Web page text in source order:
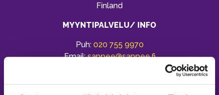
Finland
MYYNTIPALVELU/ INFO
Puh: 020 755 9970
Email:sappee@sappee.fi